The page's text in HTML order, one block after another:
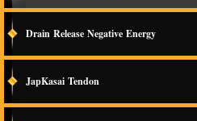
Drain Release Negative Energy
JapKasai Tendon